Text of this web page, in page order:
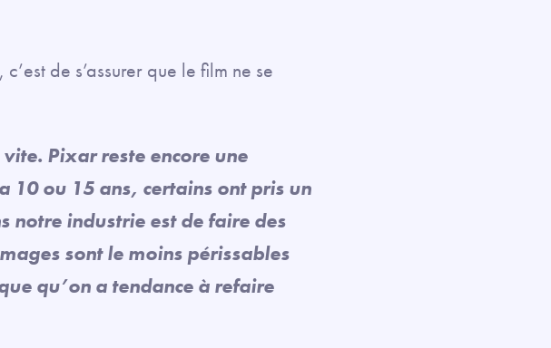
de s’assurer que le film ne se
Pixar reste encore une
10 ou 15 ans, certains ont pris un
notre industrie est de faire des
sont le moins périssables
qu’on a tendance à refaire